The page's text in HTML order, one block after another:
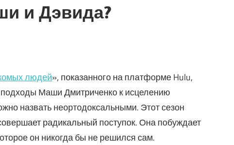
и Дэвида?
людей», показанного на платформе Hulu,
Маши Дмитриченко к исцелению
назвать неортодоксальными. Этот сезон
радикальный поступок. Она побуждает
он никогда бы не решился сам.